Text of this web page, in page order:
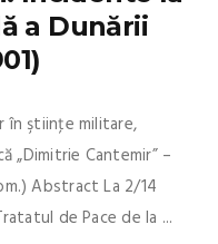
a Dunării
în ştiinţe militare,
„Dimitrie Cantemir” –
Abstract La 2/14
de Pace de la ...